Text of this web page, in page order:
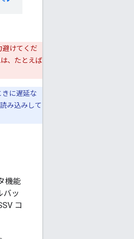
避けてくだ
、たとえば
に遅延な
み込みして
機能
バッ
コ